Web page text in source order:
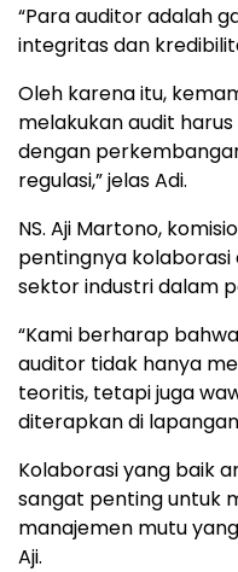
“Para auditor adalah
integritas dan
Oleh karena itu,
melakukan audit
dengan
regulasi,” jelas Adi.
NS. Aji Martono,
pentingnya kolaborasi
sektor industri dalam
“Kami berharap
auditor tidak hanya
teoritis, tetapi juga
diterapkan di
Kolaborasi yang baik
sangat penting untuk
manajemen mutu
Aji.